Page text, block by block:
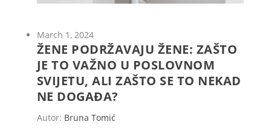
March 1, 2024
ŽENE PODRŽAVAJU ŽENE: ZAŠTO
JE TO VAŽNO U POSLOVNOM
SVIJETU, ALI ZAŠTO SE TO NEKAD
NE DOGAĐA?
Autor: Bruna Tomić